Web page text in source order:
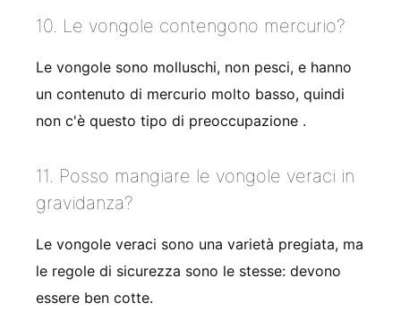
10. Le vongole contengono mercurio?
Le vongole sono molluschi, non pesci, e hanno
un contenuto di mercurio molto basso, quindi
non c'è questo tipo di preoccupazione .
11. Posso mangiare le vongole veraci in
gravidanza?
Le vongole veraci sono una varietà pregiata, ma
le regole di sicurezza sono le stesse: devono
essere ben cotte.